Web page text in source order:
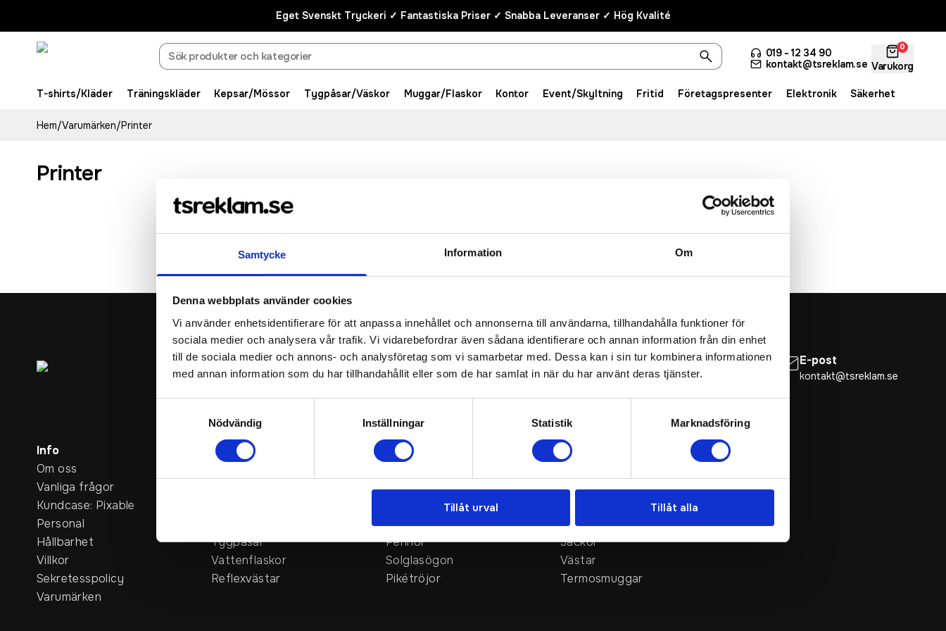
Samtycke Information Om
Denna webbplats använder cookies
Vi använder enhetsidentifierare för att anpassa innehållet och annonserna till användarna, tillhandahålla funktioner för
sociala medier och analysera vår trafik. Vi vidarebefordrar även sådana identifierare och annan information från din enhet
till de sociala medier och annons- och analysföretag som vi samarbetar med. Dessa kan i sin tur kombinera informationen
med annan information som du har tillhandahållit eller som de har samlat in när du har använt deras tjänster.
Nödvändig
Inställningar Statistik Marknadsföring
Tillåt urval Tillåt alla
Eget Svenskt Tryckeri ✓ Fantastiska Priser ✓ Snabba Leveranser ✓ Hög Kvalité
019 - 12 34 90
kontakt@tsreklam.se
0
Varukorg
T-shirts/Kläder Träningskläder Kepsar/Mössor Tygpåsar/Väskor Muggar/Flaskor Kontor Event/Skyltning Fritid Företagspresenter Elektronik Säkerhet
Hem/Varumärken/Printer
Printer
4.6
Baserat på 954 betyg
Telefon
019 - 12 34 90
E-post
kontakt@tsreklam.se
Info
Om oss
Vanliga frågor
Kundcase: Pixable
Personal
Hållbarhet
Villkor
Sekretesspolicy
Varumärken
Bästsäljare
Tygpåsar
Vattenflaskor
Reflexvästar
Populära
Merchandise
Profilprodukter
Giveaways
Pennor
Solglasögon
Pikétröjor
Aktuella
Mössor
Morfar / Multiscarfs
Sweatshirts
Jackor
Västar
Termosmuggar